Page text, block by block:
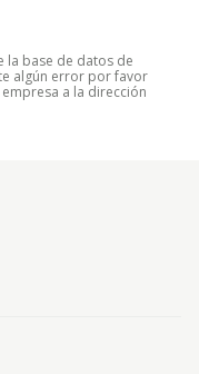
la base de datos de
algún error por favor
a la dirección